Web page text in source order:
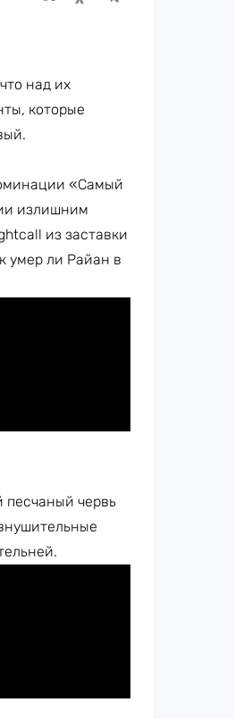
над их
которые
«Самый
излишним
из заставки
умер ли Райан в
песчаный червь